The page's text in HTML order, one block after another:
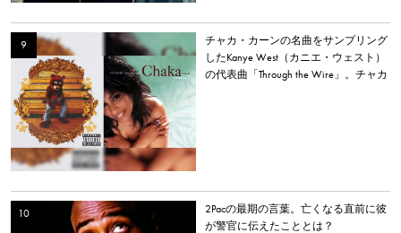
チャカ・カーンの名曲をサンプリング
したKanye West（カニエ・ウェスト）
の代表曲「Through the Wire」。チャカ
2Pacの最期の言葉。亡くなる直前に彼
が警官に伝えたこととは？